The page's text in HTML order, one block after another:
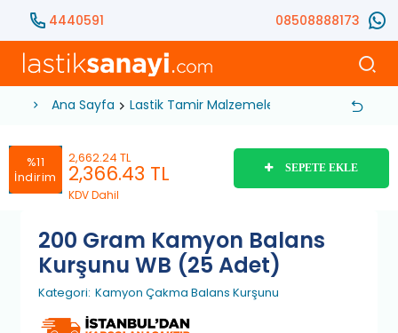
4440591 08508888173
Ana Sayfa Lastik Tamir Malzemeleri Balans Kurşunu
%11
İndirim
2,662.24 TL
2,366.43 TL
KDV Dahil
SEPETE EKLE
200 Gram Kamyon Balans
Kurşunu WB (25 Adet)
Kategori: Kamyon Çakma Balans Kurşunu